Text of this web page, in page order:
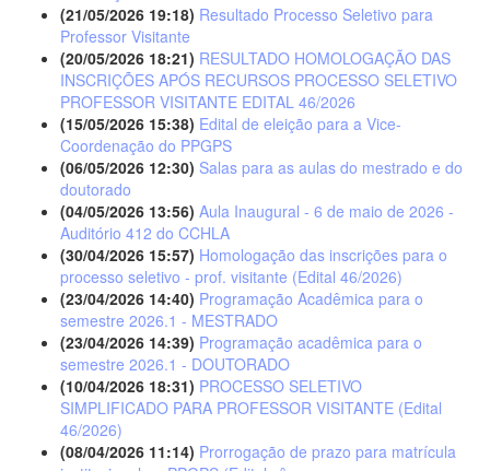
(21/05/2026 19:18) Resultado Processo Seletivo para
Professor Visitante
(20/05/2026 18:21) RESULTADO HOMOLOGAÇÃO DAS
INSCRIÇÕES APÓS RECURSOS PROCESSO SELETIVO
PROFESSOR VISITANTE EDITAL 46/2026
(15/05/2026 15:38) Edital de eleição para a Vice-
Coordenação do PPGPS
(06/05/2026 12:30) Salas para as aulas do mestrado e do
doutorado
(04/05/2026 13:56) Aula Inaugural - 6 de maio de 2026 -
Auditório 412 do CCHLA
(30/04/2026 15:57) Homologação das inscrições para o
processo seletivo - prof. visitante (Edital 46/2026)
(23/04/2026 14:40) Programação Acadêmica para o
semestre 2026.1 - MESTRADO
(23/04/2026 14:39) Programação acadêmica para o
semestre 2026.1 - DOUTORADO
(10/04/2026 18:31) PROCESSO SELETIVO
SIMPLIFICADO PARA PROFESSOR VISITANTE (Edital
46/2026)
(08/04/2026 11:14) Prorrogação de prazo para matrícula